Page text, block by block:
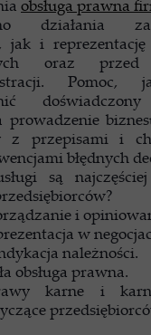
obsługa prawna
działania
jak i
oraz przed
Pomoc,
prowadzenie
z przepisami i
błędnych
są
i
w
należności.
obsługa prawna.
karne i